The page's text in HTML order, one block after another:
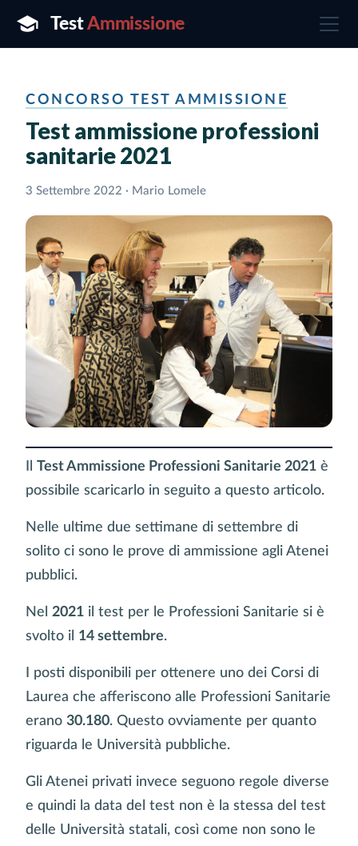
CONCORSO TEST AMMISSIONE
Test ammissione professioni
sanitarie 2021
3 Settembre 2022 · Mario Lomele
Test Ammissione Professioni Sanitarie 2021 è
possibile scaricarlo in seguito a questo articolo.
Nelle ultime due settimane di settembre di
solito ci sono le prove di ammissione agli Atenei
pubblici.
Nel 2021 il test per le Professioni Sanitarie si è
svolto il 14 settembre.
I posti disponibili per ottenere uno dei Corsi di
Laurea che afferiscono alle Professioni Sanitarie
erano 30.180. Questo ovviamente per quanto
riguarda le Università pubbliche.
Gli Atenei privati invece seguono regole diverse
e quindi la data del test non è la stessa del test
delle Università statali, così come non sono le